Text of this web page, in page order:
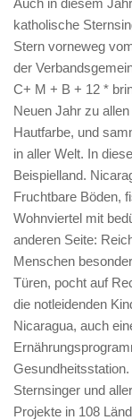
Auch in diesem
katholische
Stern vorneweg
der
C+ M + B + 12 *
Neuen Jahr zu
Hautfarbe, und
in aller Welt. In
Beispielland.
Fruchtbare Böden,
Wohnviertel mit
anderen Seite:
Menschen
Türen, pocht auf
die notleidenden
Nicaragua, auch
Sternsinger und
Projekte in 108